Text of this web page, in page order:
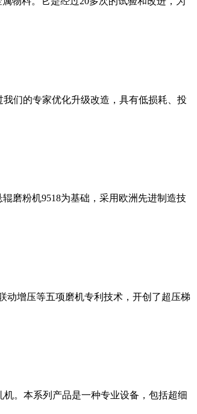
们的专家优化升级改造，具有低损耗、投
磨粉机9518为基础，采用欧洲先进制造技
动增压等五项磨机专利技术，开创了超压梯
。本系列产品是一种专业设备，包括超细